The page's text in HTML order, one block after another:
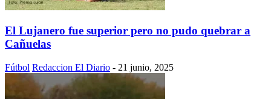
El Lujanero fue superior pero no pudo quebrar a
Cañuelas
Fútbol Redaccion El Diario - 21 junio, 2025